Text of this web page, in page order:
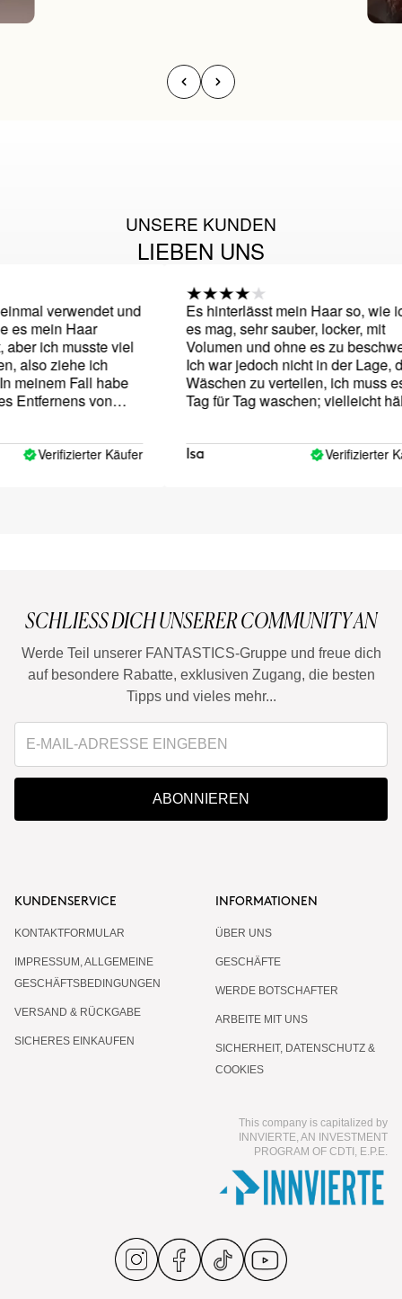
UNSERE KUNDEN
LIEBEN UNS
verwendet und
mein Haar
ich musste viel
ziehe ich
Fall habe
von
es normal, dass
Verifizierter Käufer
Es hinterlässt mein Haar so, wie ich
es mag, sehr sauber, locker, mit
Volumen und ohne es zu
Ich war jedoch nicht in der Lage, die
Wäschen zu verteilen, ich muss es
Tag für Tag waschen; vielleicht hält
trotzdem waschen, ich komme nicht
Verifizierter
SCHLIESS DICH UNSERER COMMUNITY AN
Werde Teil unserer FANTASTICS-Gruppe und freue dich
auf besondere Rabatte, exklusiven Zugang, die besten
Tipps und vieles mehr...
ABONNIEREN
KUNDENSERVICE
KONTAKTFORMULAR
IMPRESSUM, ALLGEMEINE
GESCHÄFTSBEDINGUNGEN
VERSAND & RÜCKGABE
SICHERES EINKAUFEN
INFORMATIONEN
ÜBER UNS
GESCHÄFTE
WERDE BOTSCHAFTER
ARBEITE MIT UNS
SICHERHEIT, DATENSCHUTZ &
COOKIES
This company is capitalized by
INNVIERTE, AN INVESTMENT
PROGRAM OF CDTI, E.P.E.